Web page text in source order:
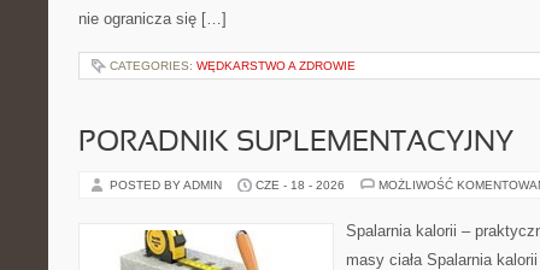
nie ogranicza się […]
CATEGORIES: WĘDKARSTWO A ZDROWIE
PORADNIK SUPLEMENTACYJNY
POSTED BY ADMIN CZE - 18 - 2026 MOŻLIWOŚĆ
Spalarnia kalorii –
masy ciała Spalarnia